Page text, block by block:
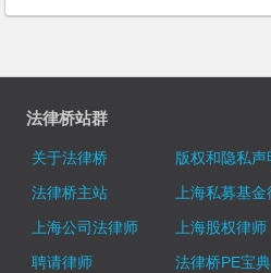
法律桥站群
关于法律桥 版权和隐私声
法律桥主站
上海私募基金
上海公司法律师
上海股权律师
聘请律师
法律桥PE宝典